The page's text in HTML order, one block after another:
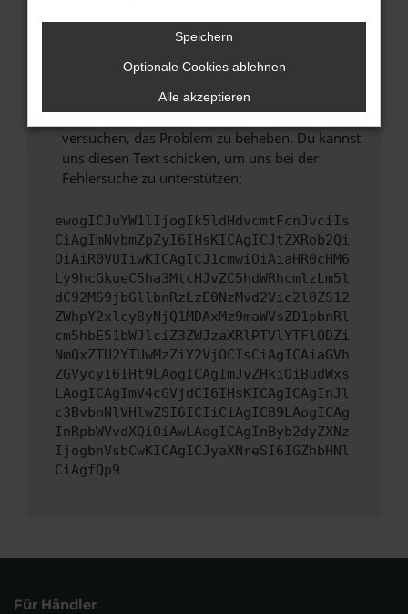
führen, dass bestimmte Funktionen nicht mehr
Wende dich an den Webseitenbetreiber.
Wenn du alle oben genannten Schritte versucht
hast, kontaktiere uns bitte. Wir werden
versuchen, das Problem zu beheben. Du kannst
uns diesen Text schicken, um uns bei der
Fehlersuche zu unterstützen:
ewogICJuYW1lIjogIk5ldHdvcmtFcnJvciIs
CiAgImNvbmZpZyI6IHsKICAgICJtZXRob2Qi
OiAiR0VUIiwKICAgICJ1cmwiOiAiaHR0cHM6
Ly9hcGkueC5ha3MtcHJvZC5hdWRhcmlzLm5l
dC92MS9jbGllbnRzLzE0NzMvd2Vic2l0ZS12
ZWhpY2xlcy8yNjQ1MDAxMz9maWVsZD1pbnRl
cm5hbE51bWJlciZ3ZWJzaXRlPTVlYTFlODZi
NmQxZTU2YTUwMzZiY2VjOCIsCiAgICAiaGVh
ZGVycyI6IHt9LAogICAgImJvZHkiOiBudWxs
LAogICAgImV4cGVjdCI6IHsKICAgICAgInJl
c3BvbnNlVHlwZSI6ICIiCiAgICB9LAogICAg
InRpbWVvdXQiOiAwLAogICAgInByb2dyZXNz
IjogbnVsbCwKICAgICJyaXNreSI6IGZhbHNl
CiAgfQp9
Für Händler
Speichern
Optionale Cookies ablehnen
Alle akzeptieren